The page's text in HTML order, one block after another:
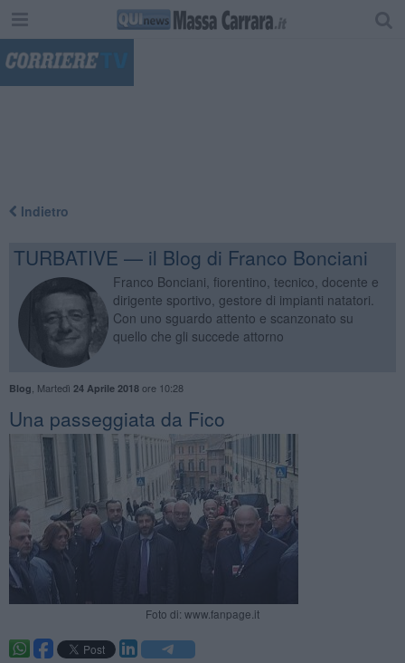
Indietro
TURBATIVE — il Blog di Franco Bonciani
Franco Bonciani, fiorentino, tecnico, docente e
dirigente sportivo, gestore di impianti natatori.
Con uno sguardo attento e scanzonato su
quello che gli succede attorno
Blog Martedì 24 Aprile 2018ore 10:28
Una passeggiata da Fico
Foto di: www.fanpage.it